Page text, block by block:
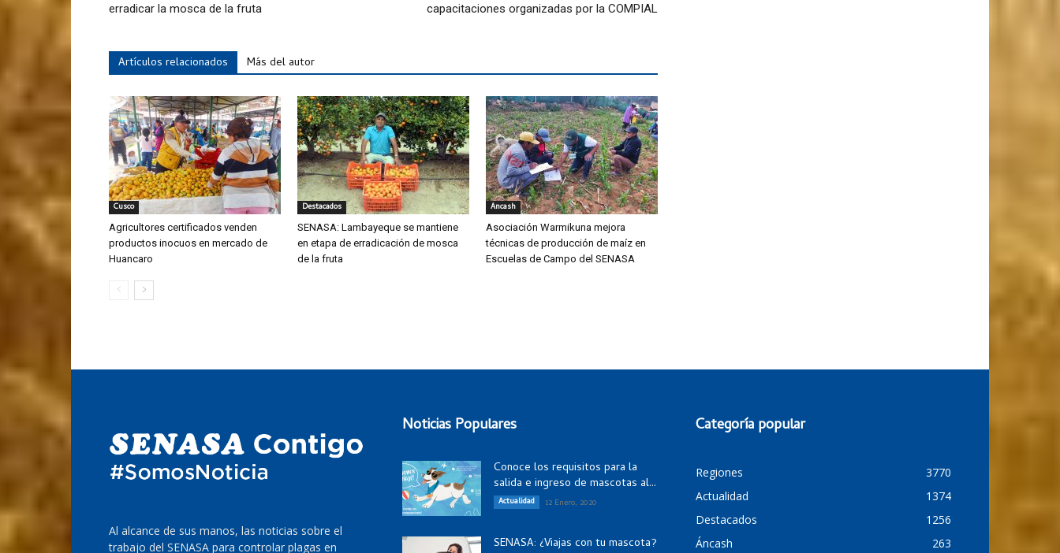
erradicar la mosca de la fruta
capacitaciones organizadas por la COMPIAL
Artículos relacionados Más del autor
Cusco
Agricultores certificados venden
productos inocuos en mercado de
Huancaro
Destacados
SENASA: Lambayeque se mantiene
en etapa de erradicación de mosca
de la fruta
Áncash
Asociación Warmikuna mejora
técnicas de producción de maíz en
Escuelas de Campo del SENASA
Al alcance de sus manos, las noticias sobre el
trabajo del SENASA para controlar plagas en
Noticias Populares
Conoce los requisitos para la
salida e ingreso de mascotas al...
Actualidad 12 Enero, 2020
SENASA: ¿Viajas con tu mascota?
Categoría popular
Regiones
3770
Actualidad
1374
Destacados
1256
Áncash
263